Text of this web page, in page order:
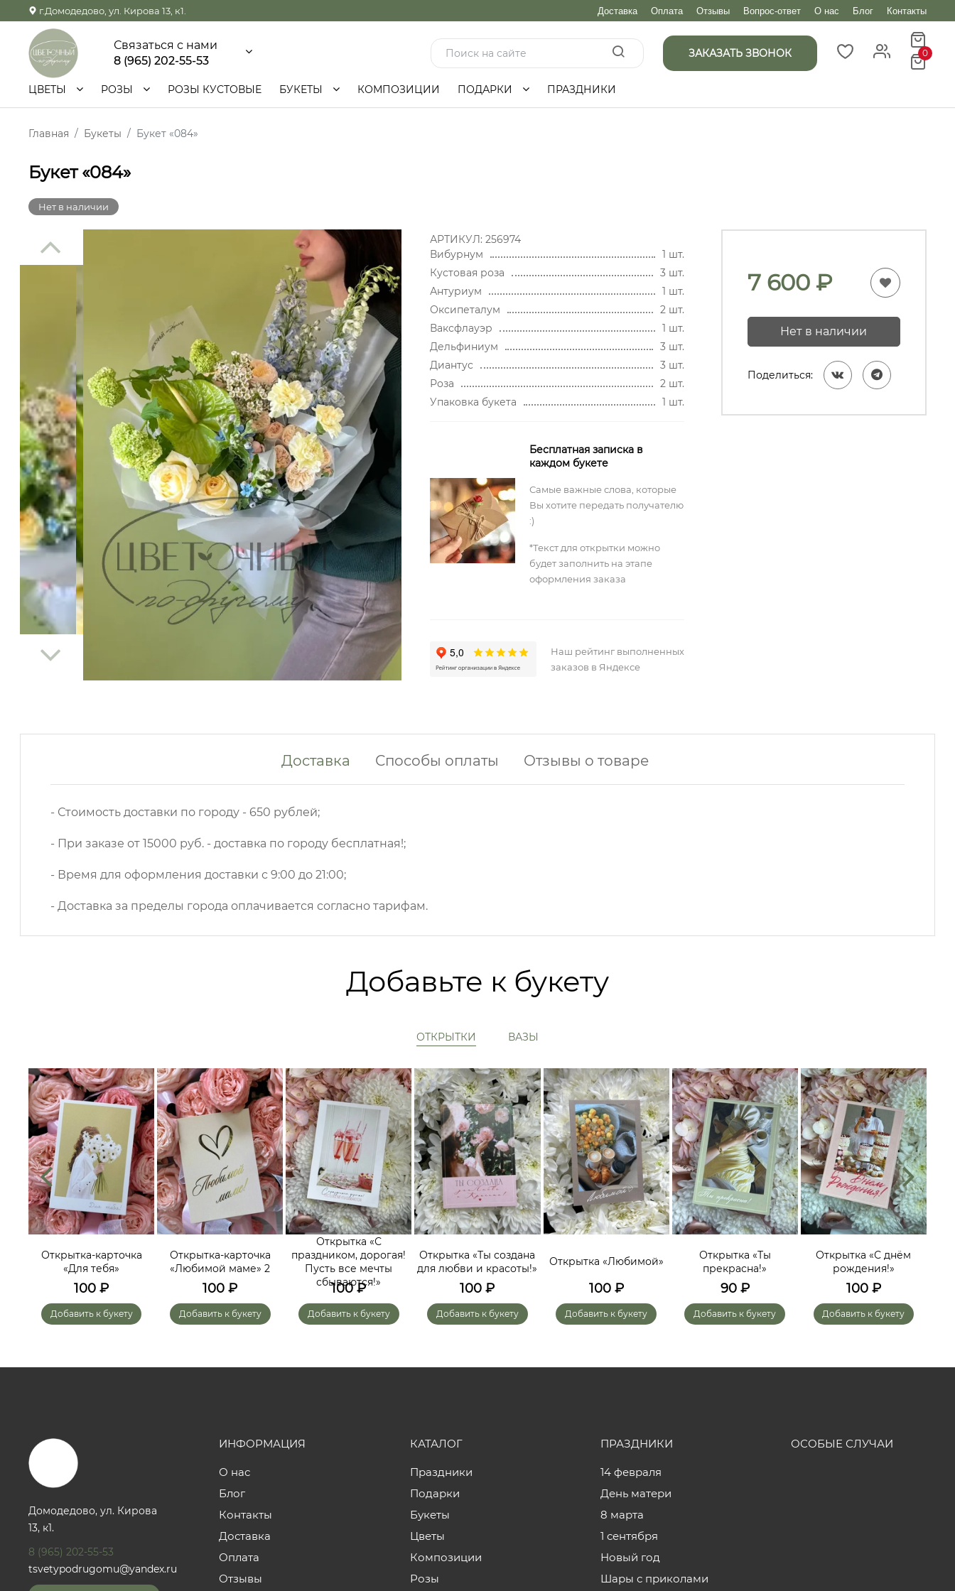
г.Домодедово, ул. Кирова 13, к1. Доставка Оплата Отзывы Вопрос-ответ О нас Блог Контакты
Связаться с нами
8 (965) 202-55-53
ЗАКАЗАТЬ ЗВОНОК 0
ЦВЕТЫ РОЗЫ РОЗЫ КУСТОВЫЕ БУКЕТЫ КОМПОЗИЦИИ ПОДАРКИ ПРАЗДНИКИ
Главная Букеты Букет «084»
Букет «084»
Нет в наличии
АРТИКУЛ: 256974
Вибурнум
1 шт.
Кустовая роза
3 шт.
Антуриум
1 шт.
Оксипеталум
2 шт.
Ваксфлауэр
1 шт.
Дельфиниум
3 шт.
Диантус
3 шт.
Роза
2 шт.
Упаковка букета
1 шт.
Бесплатная записка в
каждом букете
Самые важные слова, которые
Вы хотите передать получателю
:)
*Текст для открытки можно
будет заполнить на этапе
оформления заказа
Наш рейтинг выполненных
заказов в Яндексе
7 600₽
Нет в наличии
Поделиться:
Доставка Способы оплаты Отзывы о товаре
- Стоимость доставки по городу - 650 рублей;
- При заказе от 15000 руб. - доставка по городу бесплатная!;
- Время для оформления доставки с 9:00 до 21:00;
- Доставка за пределы города оплачивается согласно тарифам.
Добавьте к букету
ОТКРЫТКИ ВАЗЫ
Открытка-карточка
«Для тебя»
100 ₽
Добавить к букету
Открытка-карточка
«Любимой маме» 2
100 ₽
Добавить к букету
Открытка «С
праздником, дорогая!
Пусть все мечты
сбываются!»
100₽
Добавить к букету
Открытка «Ты создана
для любви и красоты!»
100 ₽
Добавить к букету
Открытка «Любимой»
100₽
Добавить к букету
Открытка «Ты
прекрасна!»
90₽
Добавить к букету
Открытка «С днём
рождения!»
100₽
Добавить к букету
Домодедово, ул. Кирова
13, к1.
8 (965) 202-55-53
tsvetypodrugomu@yandex.ru
ИНФОРМАЦИЯ
О нас
Блог
Контакты
Доставка
Оплата
Отзывы
КАТАЛОГ
Праздники
Подарки
Букеты
Цветы
Композиции
Розы
ПРАЗДНИКИ
14 февраля
День матери
8 марта
1 сентября
Новый год
Шары с приколами
ОСОБЫЕ СЛУЧАИ